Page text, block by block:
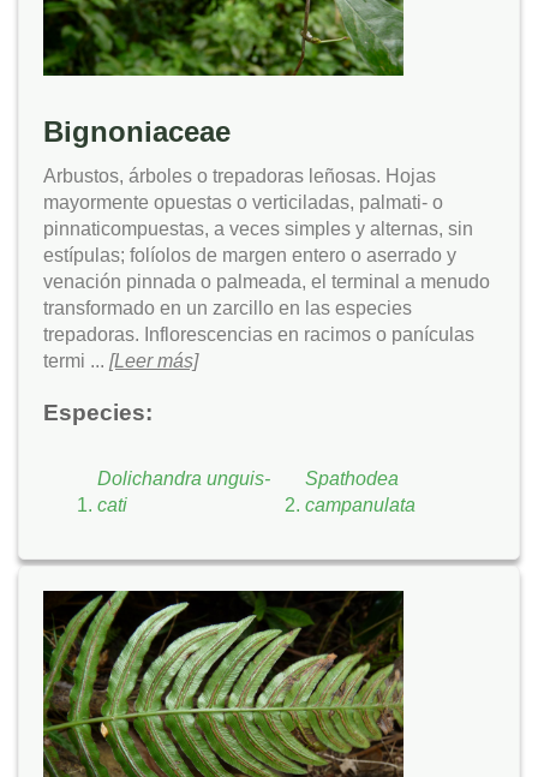
Bignoniaceae
Arbustos, árboles o trepadoras leñosas. Hojas
mayormente opuestas o verticiladas, palmati- o
pinnaticompuestas, a veces simples y alternas, sin
estípulas; folíolos de margen entero o aserrado y
venación pinnada o palmeada, el terminal a menudo
transformado en un zarcillo en las especies
trepadoras. Inflorescencias en racimos o panículas
termi ... [Leer más]
Especies:
Dolichandra unguis-
cati
Spathodea
campanulata